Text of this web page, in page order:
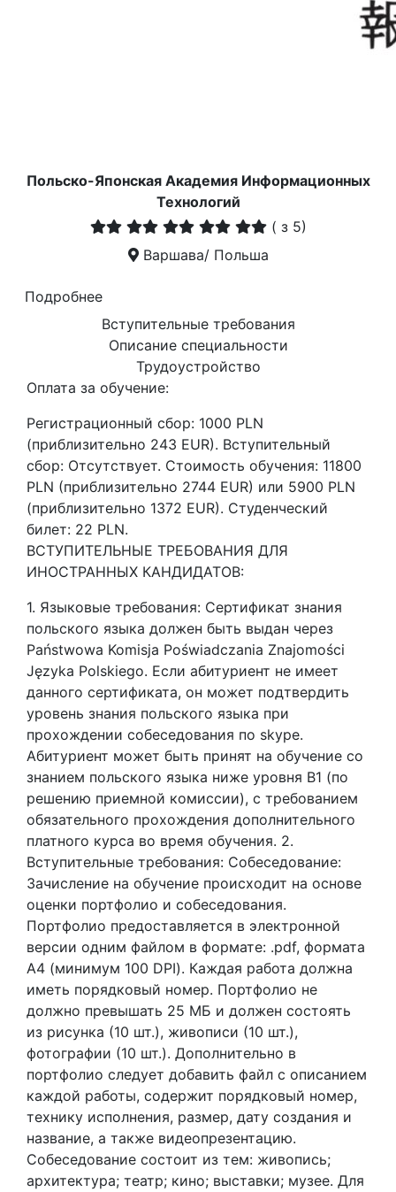
Польско-Японская Академия Информационных
Технологий
( з 5)
Варшава/ Польша
Подробнее
Вступительные требования
Описание специальности
Трудоустройство
Оплата за обучение:
Регистрационный сбор: 1000 PLN
(приблизительно 243 EUR). Вступительный
сбор: Отсутствует. Стоимость обучения: 11800
PLN (приблизительно 2744 EUR) или 5900 PLN
(приблизительно 1372 EUR). Студенческий
билет: 22 PLN.
ВСТУПИТЕЛЬНЫЕ ТРЕБОВАНИЯ ДЛЯ
ИНОСТРАННЫХ КАНДИДАТОВ:
1. Языковые требования: Сертификат знания
польского языка должен быть выдан через
Państwowa Komisja Poświadczania Znajomości
Języka Polskiego. Если абитуриент не имеет
данного сертификата, он может подтвердить
уровень знания польского языка при
прохождении собеседования по skype.
Абитуриент может быть принят на обучение со
знанием польского языка ниже уровня В1 (по
решению приемной комиссии), с требованием
обязательного прохождения дополнительного
платного курса во время обучения. 2.
Вступительные требования: Собеседование:
Зачисление на обучение происходит на основе
оценки портфолио и собеседования.
Портфолио предоставляется в электронной
версии одним файлом в формате: .pdf, формата
А4 (минимум 100 DPI). Каждая работа должна
иметь порядковый номер. Портфолио не
должно превышать 25 МБ и должен состоять
из рисунка (10 шт.), живописи (10 шт.),
фотографии (10 шт.). Дополнительно в
портфолио следует добавить файл с описанием
каждой работы, содержит порядковый номер,
технику исполнения, размер, дату создания и
название, а также видеопрезентацию.
Собеседование состоит из тем: живопись;
архитектура; театр; кино; выставки; музее. Для